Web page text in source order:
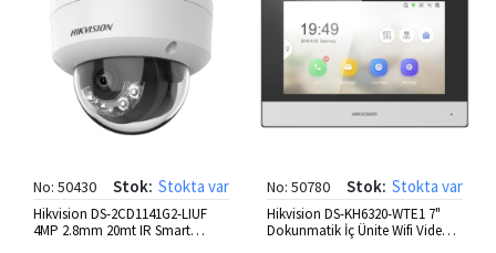
No: 50430 Stok: Stokta var
Hikvision DS-2CD1141G2-LIUF
4MP 2.8mm 20mt IR Smart
No: 50780 Stok: Stokta var
Hikvision DS-KH6320-WTE1 7"
Dokunmatik İç Ünite Wifi Video